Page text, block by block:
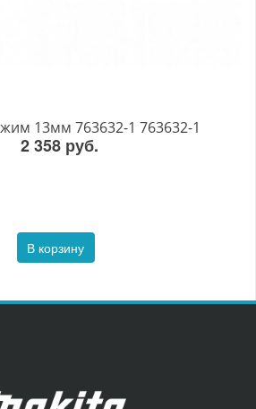
13мм 763632-1 763632-1
2 358 руб.
В корзину